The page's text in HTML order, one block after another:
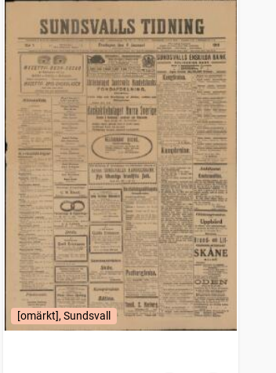
[omärkt], Sundsvall